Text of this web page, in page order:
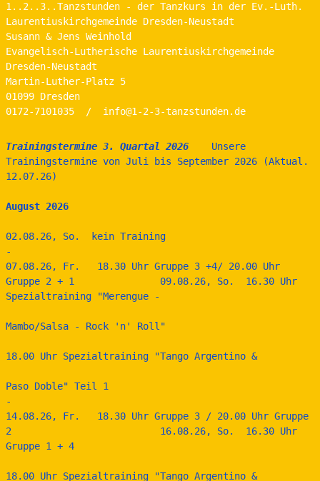
1..2..3..Tanzstunden - der Tanzkurs in der Ev.-Luth.
Laurentiuskirchgemeinde Dresden-Neustadt
Susann & Jens Weinhold
Evangelisch-Lutherische Laurentiuskirchgemeinde
Dresden-Neustadt
Martin-Luther-Platz 5
01099 Dresden
0172-7101035  /  info@1-2-3-tanzstunden.de
Trainingstermine 3. Quartal 2026
    Unsere
Trainingstermine von Juli bis September 2026 (Aktual.
12.07.26)
August 2026
02.08.26, So.  kein Training
-
07.08.26, Fr.   18.30 Uhr Gruppe 3 +4/ 20.00 Uhr
Gruppe 2 + 1               09.08.26, So.  16.30 Uhr
Spezialtraining "Merengue -
Mambo/Salsa - Rock 'n' Roll"
18.00 Uhr Spezialtraining "Tango Argentino &
Paso Doble" Teil 1
-
14.08.26, Fr.   18.30 Uhr Gruppe 3 / 20.00 Uhr Gruppe
2                          16.08.26, So.  16.30 Uhr
Gruppe 1 + 4
18.00 Uhr Spezialtraining "Tango Argentino &